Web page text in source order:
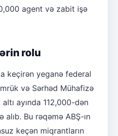
agent və zabit işə
rolu
keçirən yeganə federal
və Sərhəd Mühafizə
ayında 112,000-dən
alıb. Bu rəqəmə ABŞ-ın
keçən miqrantların